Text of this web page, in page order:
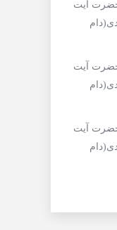
آیت
آیت
آیت